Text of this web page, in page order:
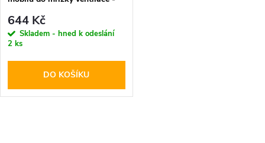
644 Kč
Skladem - hned k odeslání
2 ks
DO KOŠÍKU